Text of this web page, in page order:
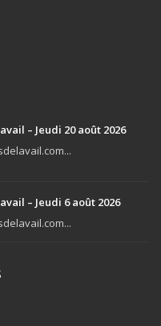
– Jeudi 20 août 2026
– Jeudi 6 août 2026